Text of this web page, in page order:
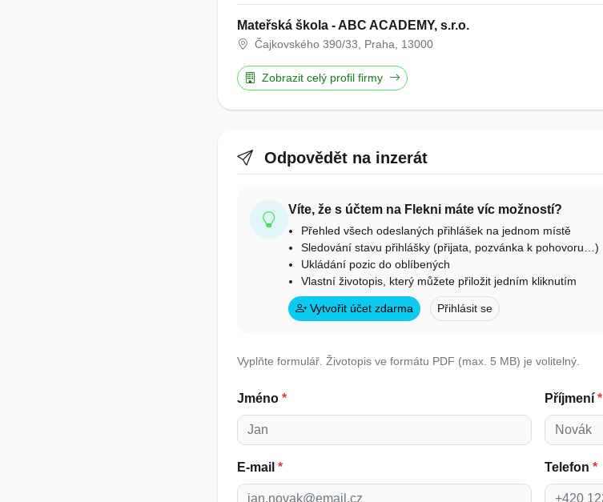
Mateřská škola - ABC ACADEMY, s.r.o.
Čajkovského 390/33, Praha, 13000
Zobrazit celý profil firmy
Odpovědět na inzerát
Víte, že s účtem na Flekni máte víc možností?
Přehled všech odeslaných přihlášek na jednom místě
Sledování stavu přihlášky (přijata, pozvánka k pohovoru…)
Ukládání pozic do oblíbených
Vlastní životopis, který můžete přiložit jedním kliknutím
Vytvořit účet zdarma Přihlásit se
Vyplňte formulář. Životopis ve formátu PDF (max. 5 MB) je volitelný.
Jméno * Příjmení *
E-mail * Telefon *